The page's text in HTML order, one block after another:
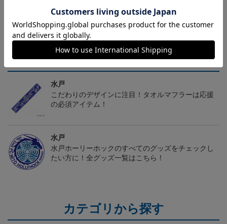
（Sｰ3XL）2026/27 オー
ム FP 1st
（4XL）2026/27 オーセ
ンティックユニフォーム
FP 1st
（Sｰ3XL）2026/27 オー
センティックユニフォー
ム FP 2nd
トピックス
水戸
こだわりのデザインに注目！タオルマフラーは応援
の必須アイテム！
水戸
水戸ホーリーホックのすべてのグッズをチェックし
たい方に！全グッズ一覧はこちら！
カテゴリから探す